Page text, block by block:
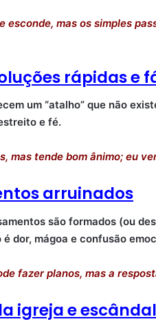
esconde, mas os simples
rápidas e
um “atalho” que não
e fé.
mas tende bom ânimo; eu
arruinados
são formados (ou
dor, mágoa e confusão
fazer planos, mas a
igreja e